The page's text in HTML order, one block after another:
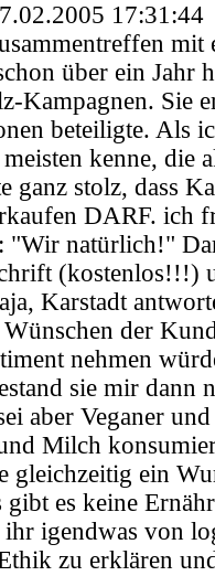
17:31:44
mit
über ein Jahr
Kampagnen. Sie
beteiligte. Als
kenne, die
ganz stolz, dass
DARF. ich
"Wir natürlich!"
(kostenlos!!!)
Karstadt
der
nehmen
sie mir dann
aber Veganer
Milch
gleichzeitig ein
gibt es keine
igendwas von
zu erklären